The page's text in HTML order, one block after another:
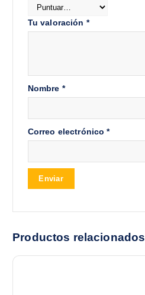
Tu valoración *
Nombre *
Correo electrónico*
Productos relacionados